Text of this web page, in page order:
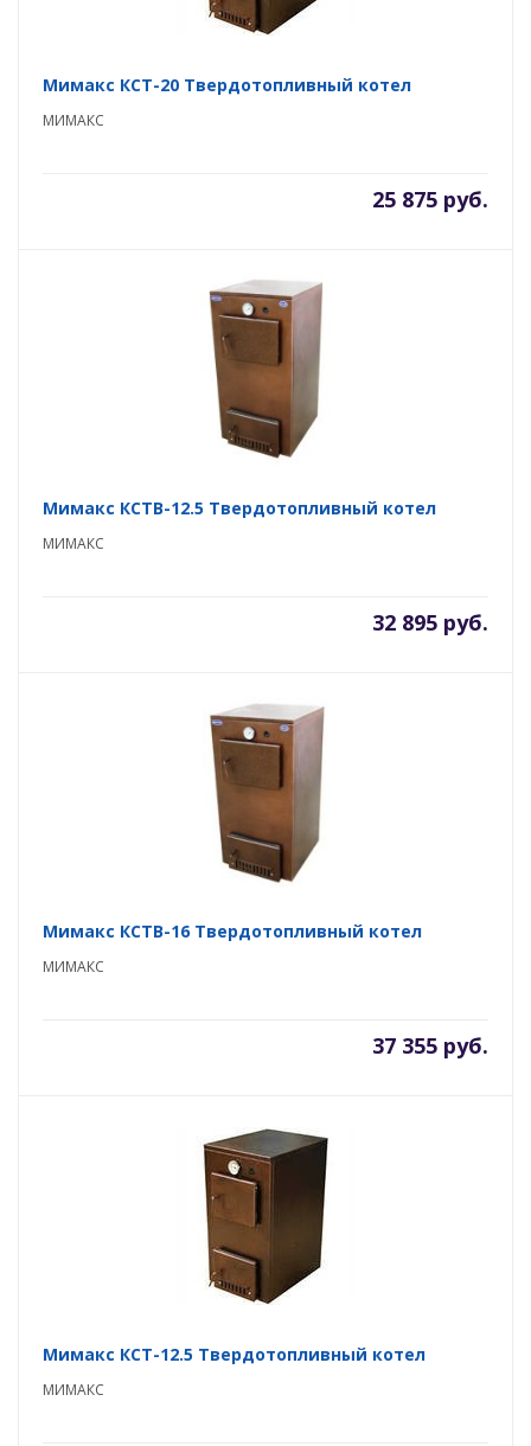
Мимакс КСТ-20 Твердотопливный котел
МИМАКС
25 875 руб.
Мимакс КСТВ-12.5 Твердотопливный котел
МИМАКС
32 895 руб.
Мимакс КСТВ-16 Твердотопливный котел
МИМАКС
37 355 руб.
Мимакс КСТ-12.5 Твердотопливный котел
МИМАКС